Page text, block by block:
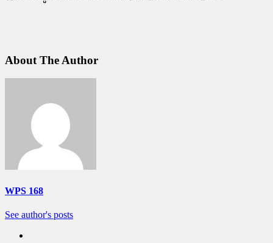
About The Author
WPS 168
See author's posts